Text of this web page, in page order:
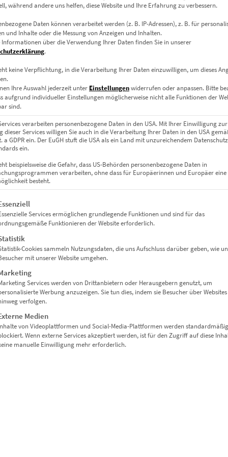
Speed of Light Vol II
neu gesehen
bei Nacht. Die Kamera blickt entlang der Grasserstraße
Die selektive Farbgebung hebt die roten und gelben
die Dynamik des Bahnverkehrs und die Struktur der
verleihen der Komposition eine spannungsreiche Tiefe – ideal
deinem Stil
Acrylglas, rückseitig mit Alu-Dibond verstärkt. Sorgt für Tiefe
auf stabilen Holzkeilrahmen gespannt. Natürlicher Look mit
einsetzbar, ideal für individuelle Rahmungen.
imposant
starker Akzent
Konferenzräume
Formate – sprich uns einfach über das
Größen
während andere uns helfen, diese Website und Ihre Erfahrung zu verbessern.
Daten können verarbeitet werden (z. B. IP-Adressen), z. B. für
und Inhalte oder die Messung von Anzeigen und Inhalten.
Informationen über die Verwendung Ihrer Daten finden Sie in unserer
.
keine Verpflichtung, in die Verarbeitung Ihrer Daten einzuwilligen, um dieses
Ihre Auswahl jederzeit unter Einstellungenwiderrufen oder anpassen. Bitte
aufgrund individueller Einstellungen möglicherweise nicht alle Funktionen der
sind.
verarbeiten personenbezogene Daten in den USA. Mit Ihrer Einwilligung zur
dieser Services willigen Sie auch in die Verarbeitung Ihrer Daten in den USA
a GDPR ein. Der EuGH stuft die USA als ein Land mit unzureichendem
ein.
beispielsweise die Gefahr, dass US-Behörden personenbezogene Daten in
verarbeiten, ohne dass für Europäerinnen und Europäer eine
besteht.
eine Liste der Service-Gruppen, für die eine Einwilligung
Services ermöglichen grundlegende Funktionen und sind für das
Funktionieren der Website erforderlich.
Cookies sammeln Nutzungsdaten, die uns Aufschluss darüber geben, wie
mit unserer Website umgehen.
Services werden von Drittanbietern oder Herausgebern genutzt, um
Werbung anzuzeigen. Sie tun dies, indem sie Besucher über Websites
verfolgen.
Medien
von Videoplattformen und Social-Media-Plattformen werden standardmäßig
Wenn externe Services akzeptiert werden, ist für den Zugriff auf diese
manuelle Einwilligung mehr erforderlich.